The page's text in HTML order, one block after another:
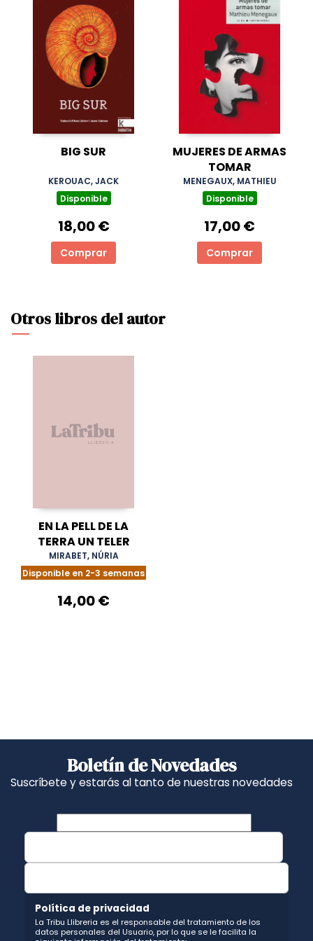
BIG SUR
KEROUAC, JACK
Disponible
18,00 €
Comprar
MUJERES DE ARMAS
TOMAR
MENEGAUX, MATHIEU
Disponible
17,00 €
Comprar
Otros libros del autor
EN LA PELL DE LA
TERRA UN TELER
MIRABET, NÚRIA
Disponible en 2-3 semanas
14,00 €
Boletín de Novedades
Suscríbete y estarás al tanto de nuestras novedades
Política de privacidad
La Tribu Llibreria es el responsable del tratamiento de los
datos personales del Usuario, por lo que se le facilita la